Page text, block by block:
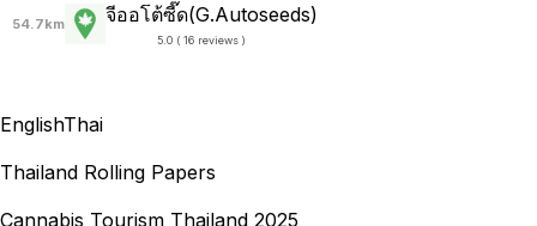
54.7km จีออโต้ซี๊ด(G.Autoseeds)
5.0 ( 16 reviews )
EnglishThai
Thailand Rolling Papers
Cannabis Tourism Thailand 2025